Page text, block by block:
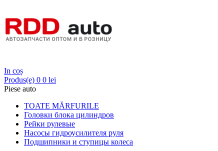
In coș
Produs(e) 0 0 lei
Piese auto
TOATE MĂRFURILE
Головки блока цилиндров
Рейки рулевые
Насосы гидроусилителя руля
Подшипники и ступицы колеса